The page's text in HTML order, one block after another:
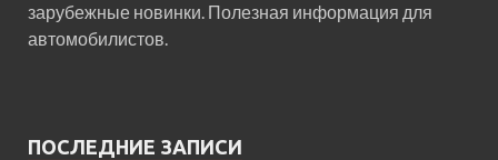
зарубежные новинки. Полезная информация для
автомобилистов.
ПОСЛЕДНИЕ ЗАПИСИ